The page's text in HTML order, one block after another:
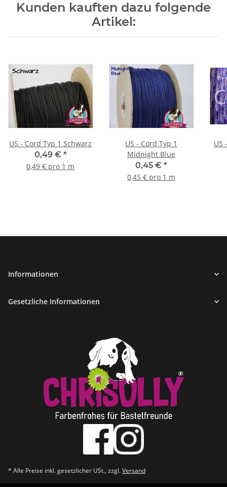
Kunden kauften dazu folgende
Artikel:
US - Cord Typ 1 Schwarz
0,49 € *
0,49 € pro 1 m
US - Cord Typ 1
Midnight Blue
0,45 € *
0,45 € pro 1 m
US -
Informationen
Gesetzliche Informationen
* Alle Preise inkl. gesetzlicher USt., zzgl.Versand